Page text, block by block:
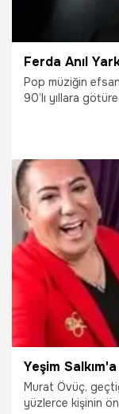
Pop müziğin
90’lı yıllara
hafta Ferda Anıl
kimdir, kaç
13.02.2021
Yeşim
Murat Övüç,
yüzlerce kişinin